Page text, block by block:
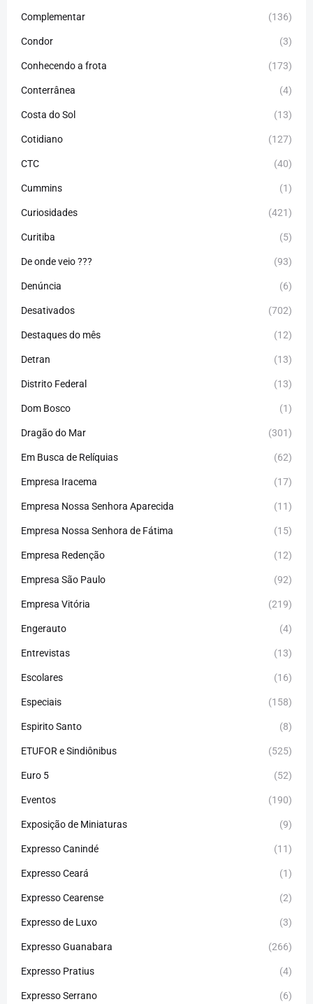
Complementar (136)
Condor (3)
Conhecendo a frota (173)
Conterrânea (4)
Costa do Sol (13)
Cotidiano (127)
CTC (40)
Cummins (1)
Curiosidades (421)
Curitiba (5)
De onde veio ??? (93)
Denúncia (6)
Desativados (702)
Destaques do mês (12)
Detran (13)
Distrito Federal (13)
Dom Bosco (1)
Dragão do Mar (301)
Em Busca de Relíquias (62)
Empresa Iracema (17)
Empresa Nossa Senhora Aparecida (11)
Empresa Nossa Senhora de Fátima (15)
Empresa Redenção (12)
Empresa São Paulo (92)
Empresa Vitória (219)
Engerauto (4)
Entrevistas (13)
Escolares (16)
Especiais (158)
Espirito Santo (8)
ETUFOR e Sindiônibus (525)
Euro 5 (52)
Eventos (190)
Exposição de Miniaturas (9)
Expresso Canindé (11)
Expresso Ceará (1)
Expresso Cearense (2)
Expresso de Luxo (3)
Expresso Guanabara (266)
Expresso Pratius (4)
Expresso Serrano (6)